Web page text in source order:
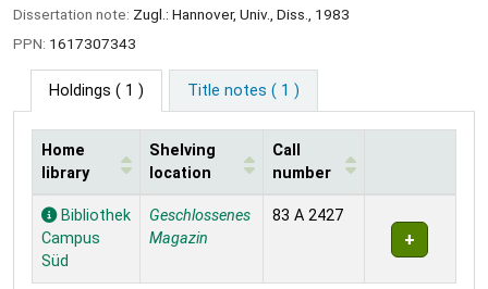
Dissertation note: Zugl.: Hannover, Univ., Diss., 1983
PPN: 1617307343
Holdings ( 1 ) Title notes ( 1 )
Holdings
Home
library
Shelving
location
Call
number
Bibliothek
Campus
Süd
Geschlossenes
Magazin
83 A 2427